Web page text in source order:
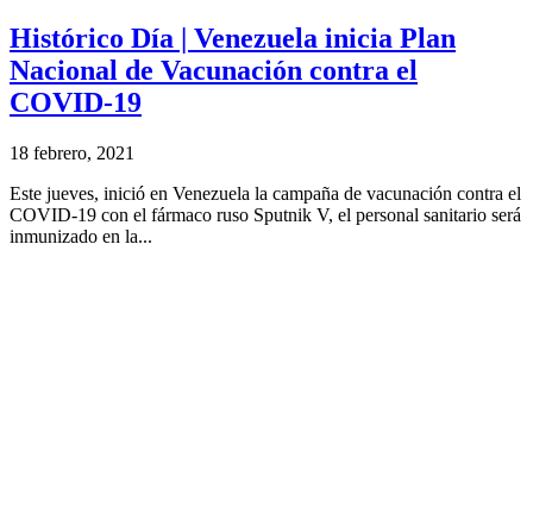
Histórico Día | Venezuela inicia Plan
Nacional de Vacunación contra el
COVID-19
18 febrero, 2021
Este jueves, inició en Venezuela la campaña de vacunación contra el
COVID-19 con el fármaco ruso Sputnik V, el personal sanitario será
inmunizado en la...